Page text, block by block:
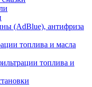
(AdBlue), антифриза
топлива и масла
топлива и